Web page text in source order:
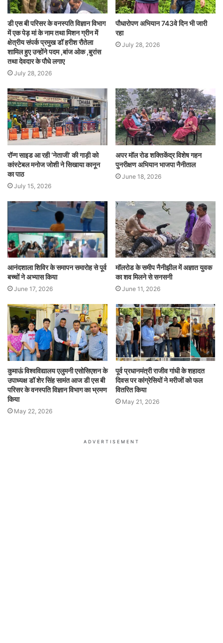
डी एस बी परिसर के वनस्पति विज्ञान विभाग
में एक पेड़ मां के नाम तथा मिशन ग्रीन में
क्षेत्रीय संपर्क प्रमुख डॉ हरीश रौतेला
शामिल हुए उन्होंने पदम ,बांज ओक ,बुरांस
तथा देवदार के पौधे लगाए
July 28, 2026
पौधारोपण अभियान 743वे दिन भी जारी
रहा
July 28, 2026
रॉन्ग साइड आ रही ‘नेताजी’ की गाड़ी को
कांस्टेबल मनोज जोशी ने सिखाया कानून
का पाठ
July 15, 2026
अपर मॉल रोड शक्तिकेंद्र विशेष गहन
पुनरीक्षण अभियान भाजपा नैनीताल
June 18, 2026
आनंदशाला शिविर के समापन समारोह से पूर्व
बच्चों ने अभ्यास किया
June 17, 2026
मॉलरोड के समीप नैनीझील में अज्ञात युवक
का शव मिलने से सनसनी
June 11, 2026
कुमाऊं विश्वविद्यालय एलुमनी एसोसिएशन के
उपाध्यक्ष डॉ शेर सिंह सामंत आज डी एस बी
परिसर के वनस्पति विज्ञान विभाग का भ्रमण
किया
May 22, 2026
पूर्व प्रधानमंत्री राजीव गांधी के शहादत
दिवस पर कांग्रेसियों ने मरीजों को फल
वितरित किया
May 21, 2026
ADVERTISEMENT